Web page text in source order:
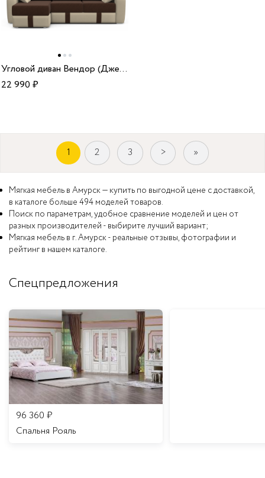
Угловой диван Вендор (Джеральд) шоколад
22 990₽
1 2 3 > »
Мягкая мебель в Амурск — купить по выгодной цене с доставкой,
в каталоге больше 494 моделей товаров.
Поиск по параметрам, удобное сравнение моделей и цен от
разных производителей - выбирите лучший вариант;
Мягкая мебель в г. Амурск - реальные отзывы, фотографии и
рейтинг в нашем каталоге.
Спецпредложения
96 360 ₽
Спальня Рояль